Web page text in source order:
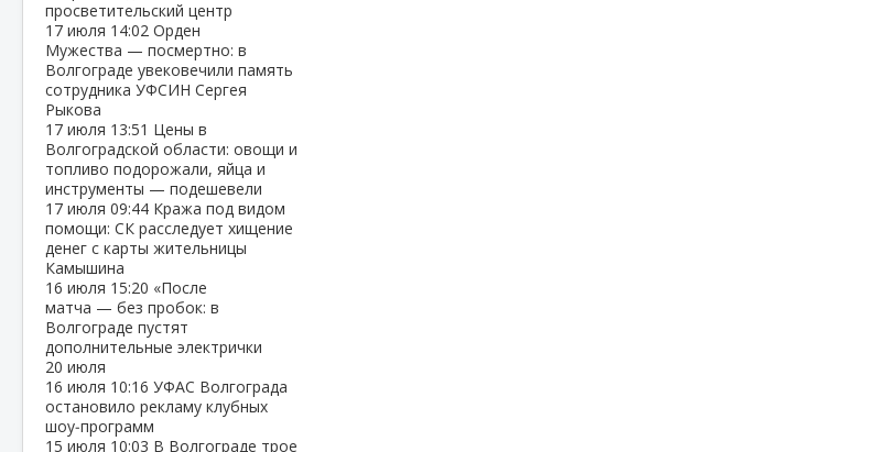
просветительский центр
17 июля 14:02 Орден
Мужества — посмертно: в
Волгограде увековечили память
сотрудника УФСИН Сергея
Рыкова
17 июля 13:51 Цены в
Волгоградской области: овощи и
топливо подорожали, яйца и
инструменты — подешевели
17 июля 09:44 Кража под видом
помощи: СК расследует хищение
денег с карты жительницы
Камышина
16 июля 15:20 «После
матча — без пробок: в
Волгограде пустят
дополнительные электрички
20 июля
16 июля 10:16 УФАС Волгограда
остановило рекламу клубных
шоу‑программ
15 июля 10:03 В Волгограде трое